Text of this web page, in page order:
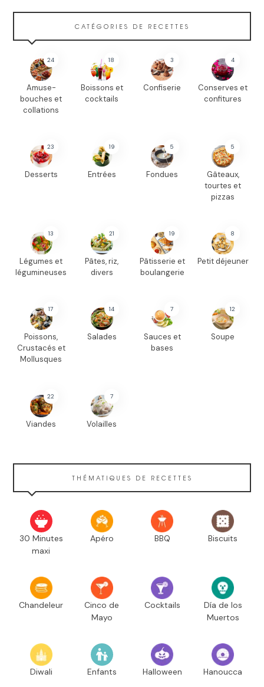
CATÉGORIES DE RECETTES
24
Amuse-
bouches et
collations
18
Boissons et
cocktails
3
Confiserie
4
Conserves et
confitures
23
Desserts
19
Entrées
5
Fondues
5
Gâteaux,
tourtes et
pizzas
13
Légumes et
légumineuses
21
Pâtes, riz,
divers
19
Pâtisserie et
boulangerie
8
Petit déjeuner
17
Poissons,
Crustacés et
Mollusques
14
Salades
7
Sauces et
bases
12
Soupe
22
Viandes
7
Volailles
THÉMATIQUES DE RECETTES
30 Minutes
maxi
Apéro BBQ Biscuits
Chandeleur
Cinco de
Mayo
Cocktails
Día de los
Muertos
Diwali Enfants Halloween Hanoucca